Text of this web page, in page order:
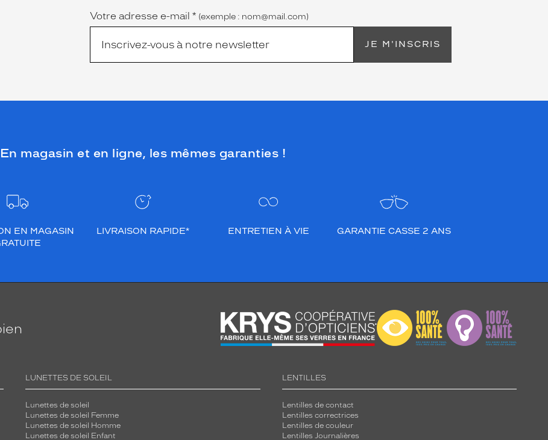
Votre adresse e-mail * (exemple : nom@mail.com)
JE M'INSCRIS
En magasin et en ligne, les mêmes garanties !
EN MAGASIN
LIVRAISON RAPIDE* ENTRETIEN À VIE GARANTIE CASSE 2 ANS
LUNETTES DE SOLEIL
Lunettes de soleil
Lunettes de soleil Femme
Lunettes de soleil Homme
Lunettes de soleil Enfant
LENTILLES
Lentilles de contact
Lentilles correctrices
Lentilles de couleur
Lentilles Journalières